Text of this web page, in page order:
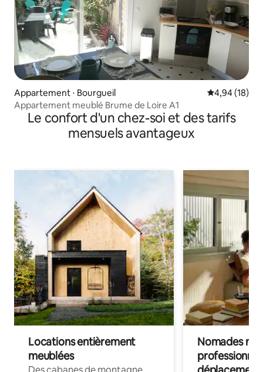
Appartement ⋅ Bourgueil Évaluation
4,94 (18)
Appartement meublé Brume de Loire A1
Le confort d'un chez-soi et des tarifs
mensuels avantageux
Locations entièrement
meublées
Nomades